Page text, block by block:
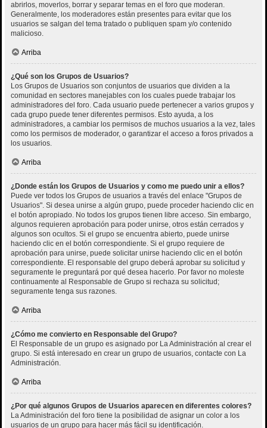
abrirlos, moverlos, borrar y separar temas en el foro que moderan.
Generalmente, los moderadores están presentes para evitar que los
usuarios se salgan del tema tratado o publiquen spam y/o contenido
malicioso.
Arriba
¿Qué son los Grupos de Usuarios?
Los Grupos de Usuarios son conjuntos de usuarios que dividen a la
comunidad en sectores manejables con los cuales puede trabajar los
administradores del foro. Cada usuario puede pertenecer a varios grupos y
cada grupo puede tener diferentes permisos. Esto ayuda, a los
administradores, a cambiar los permisos de muchos usuarios a la vez, tales
como los permisos de moderador, o garantizar el acceso a foros privados a
los usuarios.
Arriba
¿Donde están los Grupos de Usuarios y como me puedo unir a ellos?
Puede ver todos los Grupos de usuarios a través del enlace "Grupos de
Usuarios". Si desea unirse a algún grupo, puede proceder haciendo clic en
el botón apropiado. No todos los grupos tienen libre acceso. Sin embargo,
algunos requieren aprobación para poder unirse, otros están cerrados y
algunos son ocultos. Si el grupo se encuentra abierto, puede unirse
haciendo clic en el botón correspondiente. Si el grupo requiere de
aprobación para unirse, puede solicitar unirse haciendo clic en el botón
correspondiente. El responsable del grupo deberá aprobar su solicitud y
seguramente le preguntará por qué desea hacerlo. Por favor no moleste
continuamente al Responsable de Grupo si rechaza su solicitud;
seguramente tenga sus razones.
Arriba
¿Cómo me convierto en Responsable del Grupo?
El Responsable de un grupo es asignado por La Administración al crear el
grupo. Si está interesado en crear un grupo de usuarios, contacte con La
Administración.
Arriba
¿Por qué algunos Grupos de Usuarios aparecen en diferentes colores?
La Administración del foro tiene la posibilidad de asignar un color a los
usuarios de un grupo para hacer más fácil su identificación.